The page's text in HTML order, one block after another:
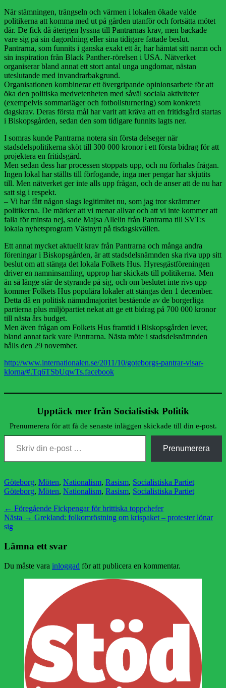
När stämningen, trängseln och värmen i lokalen ökade valde
politikerna att komma med ut på gården utanför och fortsätta mötet
där. De fick då återigen lyssna till Pantrarnas krav, men backade
vare sig på sin dagordning eller sina tidigare fattade beslut.
Pantrarna, som funnits i ganska exakt ett år, har hämtat sitt namn och
sin inspiration från Black Panther-rörelsen i USA. Nätverket
organiserar bland annat ett stort antal unga ungdomar, nästan
uteslutande med invandrarbakgrund.
Organisationen kombinerar ett övergripande opinionsarbete för att
öka den politiska medvetenheten med såväl sociala aktiviteter
(exempelvis sommarläger och fotbollsturnering) som konkreta
dagskrav. Deras första mål har varit att kräva att en fritidsgård startas
i Biskopsgården, sedan den som tidigare funnits lagts ner.
I somras kunde Pantrarna notera sin första delseger när
stadsdelspolitikerna sköt till 300 000 kronor i ett första bidrag för att
projektera en fritidsgård.
Men sedan dess har processen stoppats upp, och nu förhalas frågan.
Ingen lokal har ställts till förfogande, inga mer pengar har skjutits
till. Men nätverket ger inte alls upp frågan, och de anser att de nu har
satt sig i respekt.
– Vi har fått någon slags legitimitet nu, som jag tror skrämmer
politikerna. De märker att vi menar allvar och att vi inte kommer att
falla för minsta nej, sade Majsa Allelin från Pantrarna till SVT:s
lokala nyhetsprogram Västnytt på tisdagskvällen.
Ett annat mycket aktuellt krav från Pantrarna och många andra
föreningar i Biskopsgården, är att stadsdelsnämnden ska riva upp sitt
beslut om att stänga det lokala Folkets Hus. Hyresgästföreningen
driver en namninsamling, upprop har skickats till politikerna. Men
än så länge står de styrande på sig, och om beslutet inte rivs upp
kommer Folkets Hus populära lokaler att stängas den 1 december.
Detta då en politisk nämndmajoritet bestående av de borgerliga
partierna plus miljöpartiet nekat att ge ett bidrag på 700 000 kronor
till nästa års budget.
Men även frågan om Folkets Hus framtid i Biskopsgården lever,
bland annat tack vare Pantrarna. Nästa möte i stadsdelsnämnden
hålls den 29 november.
http://www.internationalen.se/2011/10/goteborgs-pantrar-visar-
klorna/#.Tq6TSbUqwTs.facebook
Upptäck mer från Socialistisk Politik
Prenumerera för att få de senaste inläggen skickade till din e-post.
Skriv din e-post …
Prenumerera
Kategorier
Göteborg, Möten, Nationalism, Rasism, Socialistiska PartietEtiketter
Göteborg, Möten, Nationalism, Rasism, Socialistiska Partiet
Inläggsnavigering
← Föregående Föregående
inlägg:
Fickpengar för brittiska toppchefer
Nästa → Nästa
Grekland: folkomröstning om krispaket – protester lönar
sig
Lämna ett svar
Du måste vara inloggad för att publicera en kommentar.